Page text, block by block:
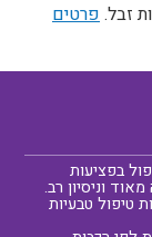
פרטים
בפציעות
וניסיון רב.
טיפול טבעיות